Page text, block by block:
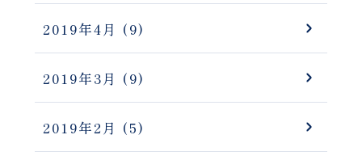
2019年4月 (9)
2019年3月 (9)
2019年2月 (5)